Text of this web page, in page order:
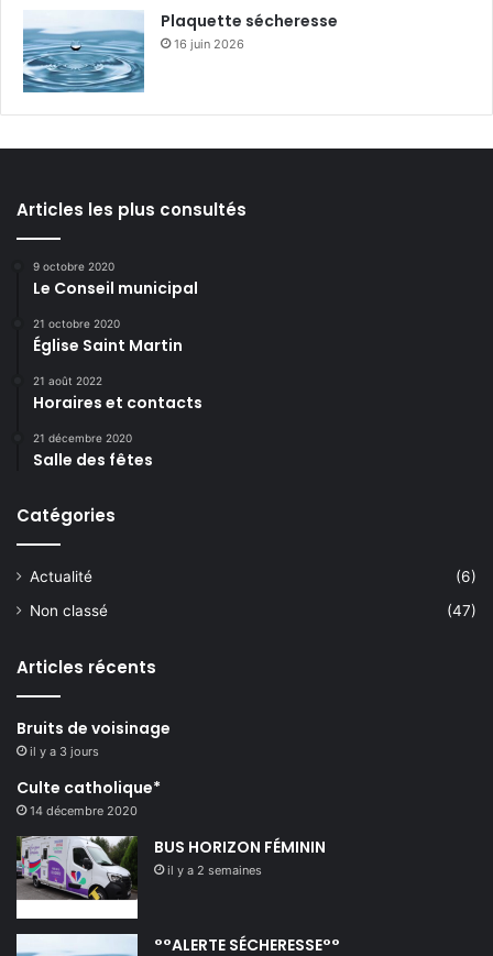
Plaquette sécheresse
16 juin 2026
Articles les plus consultés
9 octobre 2020
Le Conseil municipal
21 octobre 2020
Église Saint Martin
21 août 2022
Horaires et contacts
21 décembre 2020
Salle des fêtes
Catégories
Actualité
(6)
Non classé
(47)
Articles récents
Bruits de voisinage
il y a 3 jours
Culte catholique*
14 décembre 2020
BUS HORIZON FÉMININ
il y a 2 semaines
°°ALERTE SÉCHERESSE°°